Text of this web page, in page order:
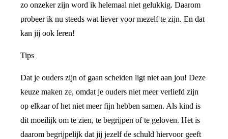
zo onzeker zijn word ik helemaal niet gelukkig. Daarom
probeer ik nu steeds wat liever voor mezelf te zijn. En dat
kan jij ook leren!
Tips
Dat je ouders zijn of gaan scheiden ligt niet aan jou! Deze
keuze maken ze, omdat je ouders niet meer verliefd zijn
op elkaar of het niet meer fijn hebben samen. Als kind is
dit moeilijk om te zien, te begrijpen of te geloven. Het is
daarom begrijpelijk dat jij jezelf de schuld hiervoor geeft